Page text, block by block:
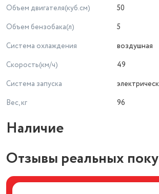
Объем двигателя(куб.см)
50
Объем бензобака(л)
5
Система охлаждения
воздушная
Скорость(км/ч)
49
Система запуска
Вес, кг
96
Наличие
Отзывы реальных